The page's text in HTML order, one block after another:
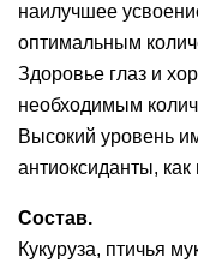
наилучшее
оптимальным
Здоровье глаз и
необходимым
Высокий уровень
антиоксиданты,
Состав.
Кукуруза, птичья